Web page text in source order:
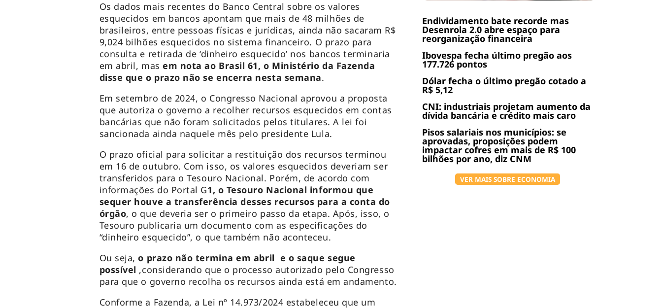
Endividamento bate recorde mas
Desenrola 2.0 abre espaço para
reorganização financeira
Ibovespa fecha último pregão aos
177.726 pontos
Dólar fecha o último pregão cotado a
R$ 5,12
CNI: industriais projetam aumento da
dívida bancária e crédito mais caro
Pisos salariais nos municípios: se
aprovadas, proposições podem
impactar cofres em mais de R$ 100
bilhões por ano, diz CNM
VER MAIS SOBRE ECONOMIA
Os dados mais recentes do Banco Central sobre os valores
esquecidos em bancos apontam que mais de 48 milhões de
brasileiros, entre pessoas físicas e jurídicas, ainda não sacaram R$
9,024 bilhões esquecidos no sistema financeiro. O prazo para
consulta e retirada de ‘dinheiro esquecido’ nos bancos terminaria
em abril, mas em nota ao Brasil 61, o Ministério da Fazenda
disse que o prazo não se encerra nesta semana.
Em setembro de 2024, o Congresso Nacional aprovou a proposta
que autoriza o governo a recolher recursos esquecidos em contas
bancárias que não foram solicitados pelos titulares. A lei foi
sancionada ainda naquele mês pelo presidente Lula.
O prazo oficial para solicitar a restituição dos recursos terminou
em 16 de outubro. Com isso, os valores esquecidos deveriam ser
transferidos para o Tesouro Nacional. Porém, de acordo com
informações do Portal G1, o Tesouro Nacional informou que
sequer houve a transferência desses recursos para a conta do
órgão, o que deveria ser o primeiro passo da etapa. Após, isso, o
Tesouro publicaria um documento com as especificações do
“dinheiro esquecido”, o que também não aconteceu.
Ou seja, o prazo não termina em abril e o saque segue
possível ,considerando que o processo autorizado pelo Congresso
para que o governo recolha os recursos ainda está em andamento.
Conforme a Fazenda, a Lei nº 14.973/2024 estabeleceu que um